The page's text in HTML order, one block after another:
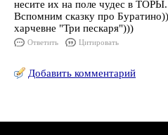
несите их на поле чудес в
Вспомним сказку про
харчевне "Три пескаря")))
Ответить Цитировать
Добавить комментарий